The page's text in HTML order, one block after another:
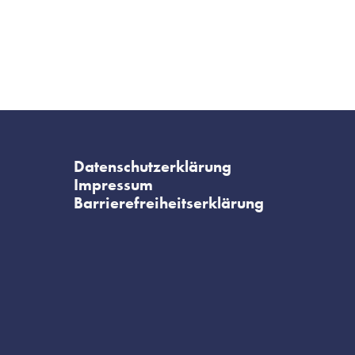
Datenschutzerklärung
Impressum
Barrierefreiheitserklärung